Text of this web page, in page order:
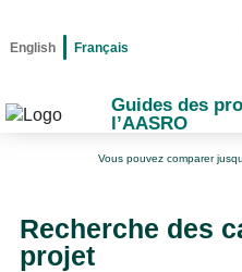
Guides des
l’AASRO
English Français
Vous pouvez comparer
Recherche des
projet